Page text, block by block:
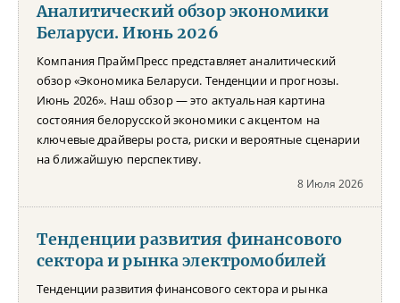
Аналитический обзор экономики
Беларуси. Июнь 2026
Компания ПраймПресс представляет аналитический
обзор «Экономика Беларуси. Тенденции и прогнозы.
Июнь 2026». Наш обзор — это актуальная картина
состояния белорусской экономики с акцентом на
ключевые драйверы роста, риски и вероятные сценарии
на ближайшую перспективу.
8 Июля 2026
Тенденции развития финансового
сектора и рынка электромобилей
Тенденции развития финансового сектора и рынка